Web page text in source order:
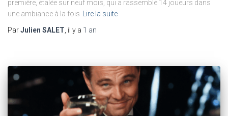
première, étalée sur neuf mois, qui a rassemblé 14 joueurs dans
une ambiance à la fois
Lire la suite
ParJulien SALET , il y a 1 an